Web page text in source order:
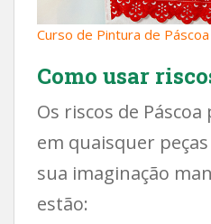
Curso de Pintura de Páscoa
Como usar
Os riscos de
em quaisquer
sua imaginação
estão: